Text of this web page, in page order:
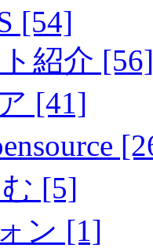
[54]
紹介 [56]
[41]
[5]
ン [1]